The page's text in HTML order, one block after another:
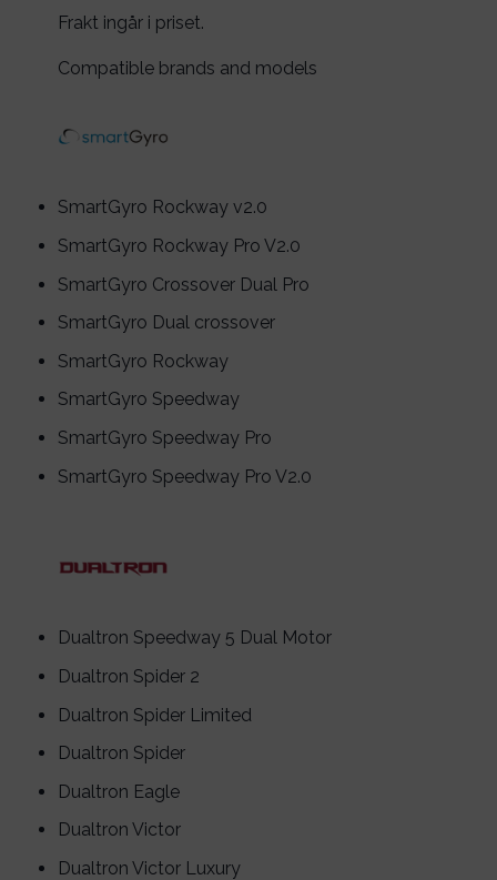
Frakt ingår i priset.
Compatible brands and models
SmartGyro Rockway v2.0
SmartGyro Rockway Pro V2.0
SmartGyro Crossover Dual Pro
SmartGyro Dual crossover
SmartGyro Rockway
SmartGyro Speedway
SmartGyro Speedway Pro
SmartGyro Speedway Pro V2.0
Dualtron Speedway 5 Dual Motor
Dualtron Spider 2
Dualtron Spider Limited
Dualtron Spider
Dualtron Eagle
Dualtron Victor
Dualtron Victor Luxury